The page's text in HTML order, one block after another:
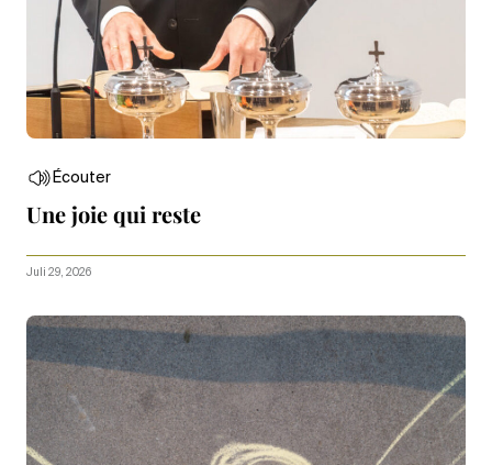
Écouter
Une joie qui reste
Juli 29, 2026